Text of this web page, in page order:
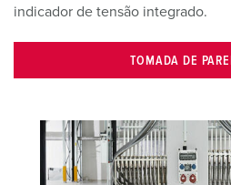
indicador de tensão integrado.
TOMADA DE